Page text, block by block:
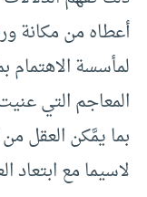
أعطاه من مكانة
لمأسسة الاهتمام
المعاجم التي
بما يمَّكن العقل
لاسيما مع ابتعاد